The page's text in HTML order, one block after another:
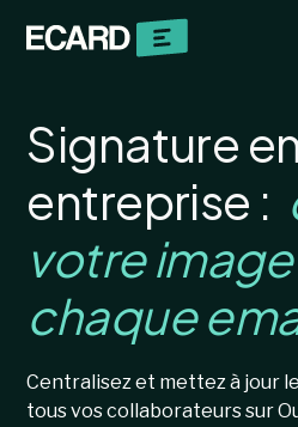
Signature
entreprise :
votre
chaque
Centralisez et mettez à jour
tous vos collaborateurs sur